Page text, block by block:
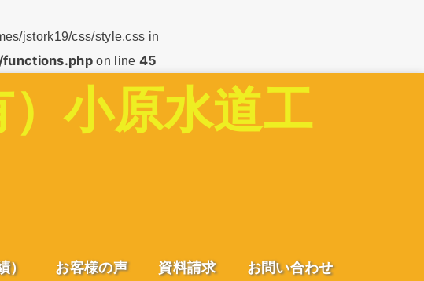
jstork19/css/style.css in
on line 45
） お客様の声 資料請求 お問い合わせ